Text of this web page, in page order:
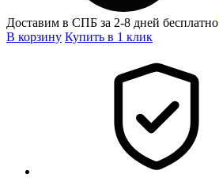
Доставим в СПБ за 2-8 дней бесплатно
В корзину Купить в 1 клик